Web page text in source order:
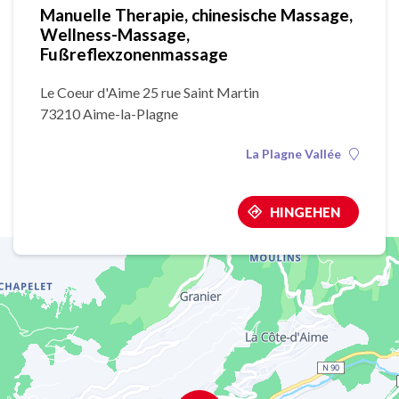
Manuelle Therapie, chinesische Massage,
Wellness-Massage,
Fußreflexzonenmassage
Le Coeur d'Aime 25 rue Saint Martin
73210 Aime-la-Plagne
La Plagne Vallée
HINGEHEN